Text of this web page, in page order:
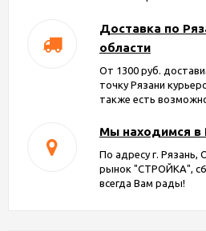
Доставка по
области
От 1300 руб.
точку Рязани
также есть
Мы находимся в
По адресу г. Рязань,
рынок "СТРОЙКА",
всегда Вам рады!